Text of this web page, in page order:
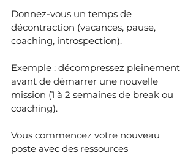
Donnez-vous un temps de
décontraction (vacances, pause,
coaching, introspection).
Exemple : décompressez pleinement
avant de démarrer une nouvelle
mission (1 à 2 semaines de break ou
coaching).
Vous commencez votre nouveau
poste avec des ressources